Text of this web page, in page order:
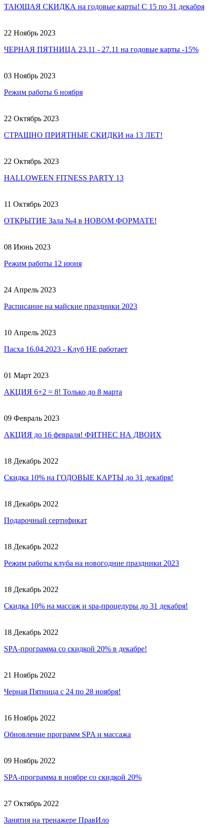
ТАЮЩАЯ СКИДКА на годовые карты! С 15 по 31 декабря
22 Ноябрь 2023
ЧЕРНАЯ ПЯТНИЦА 23.11 - 27.11 на годовые карты -15%
03 Ноябрь 2023
Режим работы 6 ноября
22 Октябрь 2023
СТРАШНО ПРИЯТНЫЕ СКИДКИ на 13 ЛЕТ!
22 Октябрь 2023
HALLOWEEN FITNESS PARTY 13
11 Октябрь 2023
ОТКРЫТИЕ Зала №4 в НОВОМ ФОРМАТЕ!
08 Июнь 2023
Режим работы 12 июня
24 Апрель 2023
Расписание на майские праздники 2023
10 Апрель 2023
Пасха 16.04.2023 - Клуб НЕ работает
01 Март 2023
АКЦИЯ 6+2 = 8! Только до 8 марта
09 Февраль 2023
АКЦИЯ до 16 февраля! ФИТНЕС НА ДВОИХ
18 Декабрь 2022
Скидка 10% на ГОДОВЫЕ КАРТЫ до 31 декабря!
18 Декабрь 2022
Подарочный сертификат
18 Декабрь 2022
Режим работы клуба на новогодние праздники 2023
18 Декабрь 2022
Скидка 10% на массаж и spa-процедуры до 31 декабря!
18 Декабрь 2022
SPA-программа со скидкой 20% в декабре!
21 Ноябрь 2022
Черная Пятница с 24 по 28 ноября!
16 Ноябрь 2022
Обновление программ SPA и массажа
09 Ноябрь 2022
SPA-программа в ноябре со скидкой 20%
27 Октябрь 2022
Занятия на тренажере ПравИло